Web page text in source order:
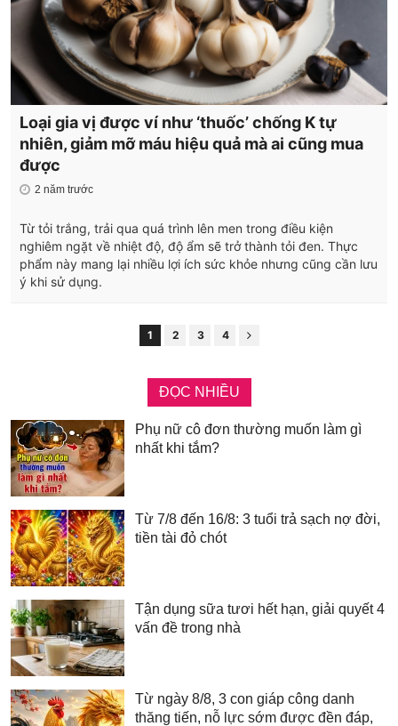
Loại gia vị được ví như ‘thuốc’ chống K tự
nhiên, giảm mỡ máu hiệu quả mà ai cũng mua
được
2 năm trước
Từ tỏi trắng, trải qua quá trình lên men trong điều kiện
nghiêm ngặt về nhiệt độ, độ ẩm sẽ trở thành tỏi đen. Thực
phẩm này mang lại nhiều lợi ích sức khỏe nhưng cũng cần lưu
ý khi sử dụng.
1 2 3 4
ĐỌC NHIỀU
Phụ nữ cô đơn thường muốn làm gì
nhất khi tắm?
Từ 7/8 đến 16/8: 3 tuổi trả sạch nợ đời,
tiền tài đỏ chót
Tận dụng sữa tươi hết hạn, giải quyết 4
vấn đề trong nhà
Từ ngày 8/8, 3 con giáp công danh
thăng tiến, nỗ lực sớm được đền đáp,